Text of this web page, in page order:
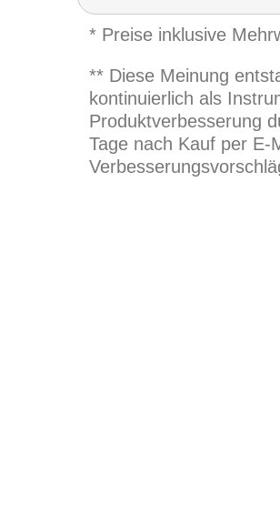
* Preise inklusive
** Diese Meinung
kontinuierlich als
Produktverbesserung
Tage nach Kauf per E-